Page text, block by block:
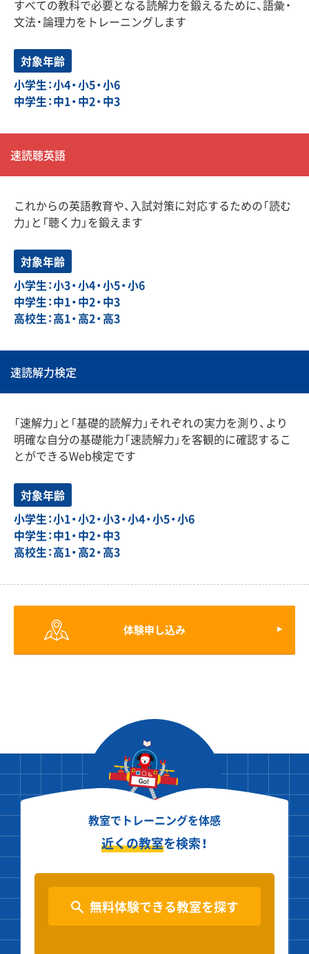
すべての教科で必要となる読解力を鍛えるために、語彙・
文法・論理力をトレーニングします
対象年齢
小学生：小4・小5・小6
中学生：中1・中2・中3
速読聴英語
これからの英語教育や、入試対策に対応するための「読む
力」と「聴く力」を鍛えます
対象年齢
小学生：小3・小4・小5・小6
中学生：中1・中2・中3
高校生：高1・高2・高3
速読解力検定
「速解力」と「基礎的読解力」それぞれの実力を測り、より
明確な自分の基礎能力「速読解力」を客観的に確認するこ
とができるWeb検定です
対象年齢
小学生：小1・小2・小3・小4・小5・小6
中学生：中1・中2・中3
高校生：高1・高2・高3
体験申し込み
教室でトレーニングを体感
近くの教室を検索！
無料体験できる教室を探す